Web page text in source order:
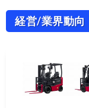
経営/業界動向